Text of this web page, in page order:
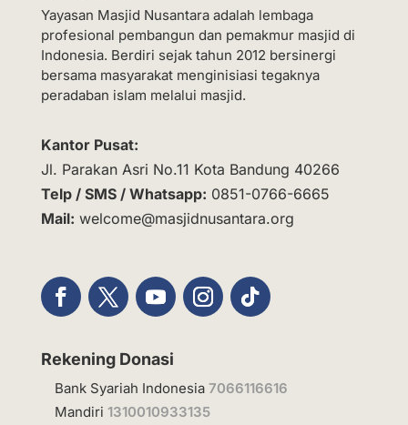
Yayasan Masjid Nusantara adalah lembaga
profesional pembangun dan pemakmur masjid di
Indonesia. Berdiri sejak tahun 2012 bersinergi
bersama masyarakat menginisiasi tegaknya
peradaban islam melalui masjid.
Kantor Pusat:
Jl. Parakan Asri No.11 Kota Bandung 40266
Telp / SMS / Whatsapp: 0851-0766-6665
Mail: welcome@masjidnusantara.org
Rekening Donasi
Bank Syariah Indonesia 7066116616
Mandiri 1310010933135